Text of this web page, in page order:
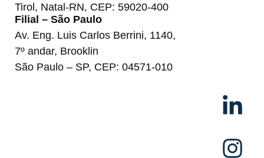
Tirol, Natal-RN, CEP: 59020-400
Filial – São Paulo
Av. Eng. Luis Carlos Berrini, 1140,
7º andar, Brooklin
São Paulo – SP, CEP: 04571-010